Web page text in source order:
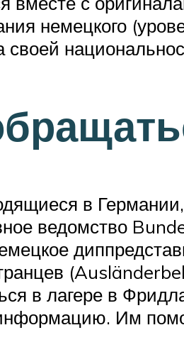
немецкого
своей
в
ведомство
в лагере в
Им